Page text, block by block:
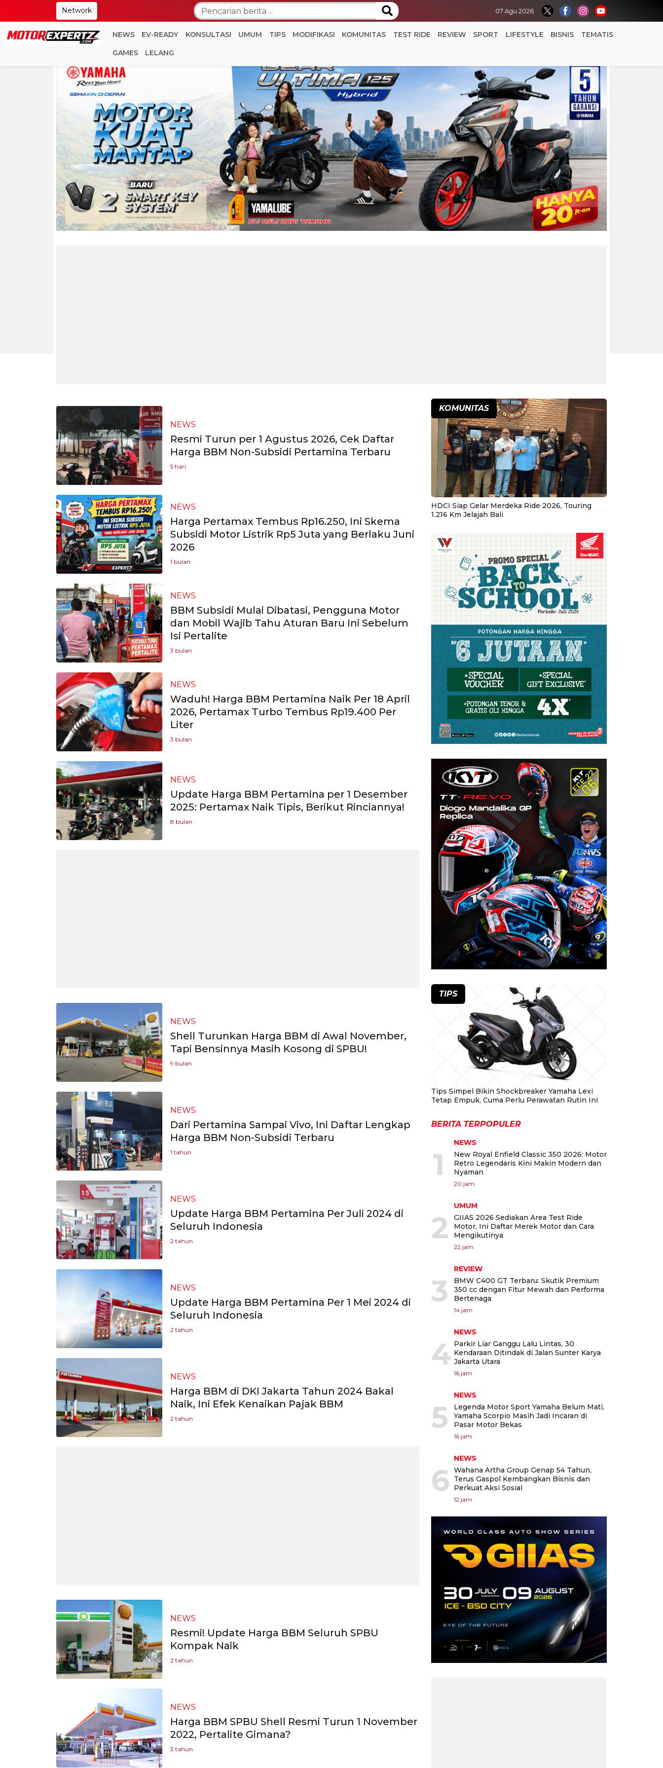
Network 07 Agu 2026
NEWS EV-READY KONSULTASI UMUM TIPS MODIFIKASI KOMUNITAS TEST RIDE REVIEW SPORT LIFESTYLE BISNIS TEMATIS
GAMES LELANG
NEWS
Resmi Turun per 1 Agustus 2026, Cek Daftar
Harga BBM Non-Subsidi Pertamina Terbaru
5 hari
NEWS
Harga Pertamax Tembus Rp16.250, Ini Skema
Subsidi Motor Listrik Rp5 Juta yang Berlaku Juni
2026
1 bulan
NEWS
BBM Subsidi Mulai Dibatasi, Pengguna Motor
dan Mobil Wajib Tahu Aturan Baru Ini Sebelum
Isi Pertalite
3 bulan
NEWS
Waduh! Harga BBM Pertamina Naik Per 18 April
2026, Pertamax Turbo Tembus Rp19.400 Per
Liter
3 bulan
NEWS
Update Harga BBM Pertamina per 1 Desember
2025: Pertamax Naik Tipis, Berikut Rinciannya!
8 bulan
NEWS
Shell Turunkan Harga BBM di Awal November,
Tapi Bensinnya Masih Kosong di SPBU!
9 bulan
NEWS
Dari Pertamina Sampai Vivo, Ini Daftar Lengkap
Harga BBM Non-Subsidi Terbaru
1 tahun
NEWS
Update Harga BBM Pertamina Per Juli 2024 di
Seluruh Indonesia
2 tahun
NEWS
Update Harga BBM Pertamina Per 1 Mei 2024 di
Seluruh Indonesia
2 tahun
NEWS
Harga BBM di DKI Jakarta Tahun 2024 Bakal
Naik, Ini Efek Kenaikan Pajak BBM
2 tahun
NEWS
Resmi! Update Harga BBM Seluruh SPBU
Kompak Naik
2 tahun
NEWS
Harga BBM SPBU Shell Resmi Turun 1 November
2022, Pertalite Gimana?
3 tahun
KOMUNITAS
HDCI Siap Gelar Merdeka Ride 2026, Touring
1.216 Km Jelajah Bali
TIPS
Tips Simpel Bikin Shockbreaker Yamaha Lexi
Tetap Empuk, Cuma Perlu Perawatan Rutin Ini
BERITA TERPOPULER
1
NEWS
New Royal Enfield Classic 350 2026: Motor
Retro Legendaris Kini Makin Modern dan
Nyaman
20 jam
2
UMUM
GIIAS 2026 Sediakan Area Test Ride
Motor, Ini Daftar Merek Motor dan Cara
Mengikutinya
22 jam
3
REVIEW
BMW C400 GT Terbaru: Skutik Premium
350 cc dengan Fitur Mewah dan Performa
Bertenaga
14 jam
4
NEWS
Parkir Liar Ganggu Lalu Lintas, 30
Kendaraan Ditindak di Jalan Sunter Karya
Jakarta Utara
16 jam
5
NEWS
Legenda Motor Sport Yamaha Belum Mati,
Yamaha Scorpio Masih Jadi Incaran di
Pasar Motor Bekas
16 jam
6
NEWS
Wahana Artha Group Genap 54 Tahun,
Terus Gaspol Kembangkan Bisnis dan
Perkuat Aksi Sosial
12 jam